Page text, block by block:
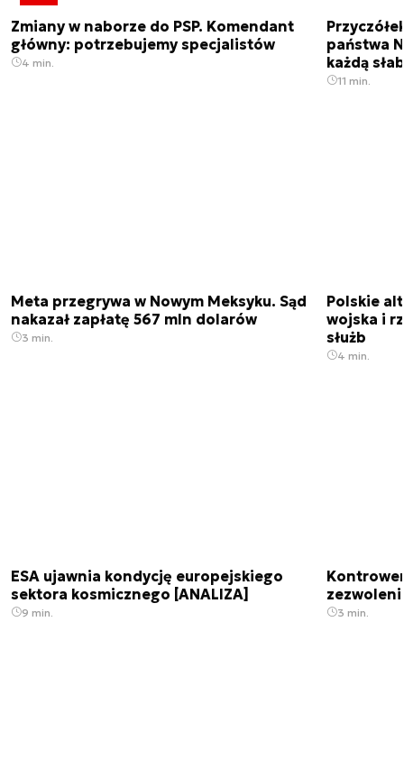
Zmiany w naborze do PSP. Komendant
główny: potrzebujemy specjalistów
4 min.
państwa
każdą
11 min.
Meta przegrywa w Nowym Meksyku. Sąd
nakazał zapłatę 567 mln dolarów
3 min.
Polskie
wojska i
służb
4 min.
ESA ujawnia kondycję europejskiego
sektora kosmicznego [ANALIZA]
9 min. 3 min.